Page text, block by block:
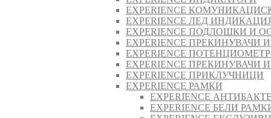
EXPERIENCE
EXPERIENCE ЛЕД
EXPERIENCE ПОДЛОШКИ И
EXPERIENCE ПРЕКИНУВАЧИ
EXPERIENCE
EXPERIENCE ПРЕКИНУВАЧИ
EXPERIENCE ПРИКЛУЧНИЦИ
EXPERIENCE РАМКИ
EXPERIENCE
EXPERIENCE БЕЛИ